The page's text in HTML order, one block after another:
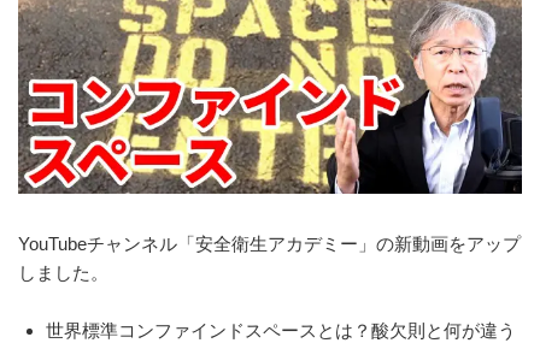
YouTubeチャンネル「安全衛生アカデミー」の新動画をアップ
しました。
世界標準コンファインドスペースとは？酸欠則と何が違う